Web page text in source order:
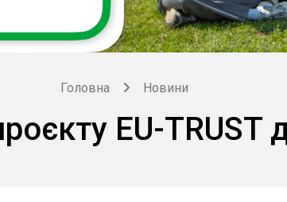
Головна Новини
EU-TRUST